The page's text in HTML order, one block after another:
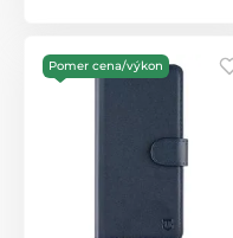
Pomer cena/výkon